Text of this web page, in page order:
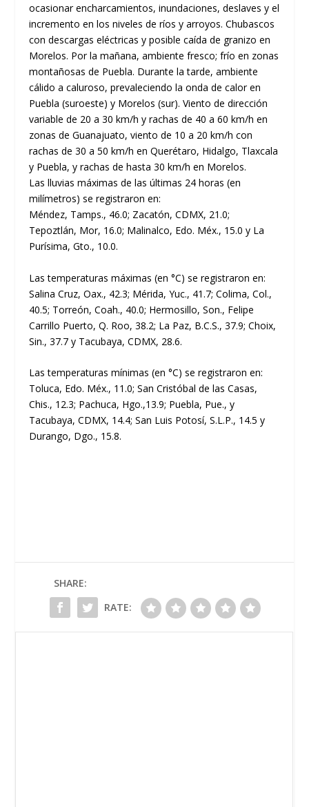
ocasionar encharcamientos, inundaciones, deslaves y el
incremento en los niveles de ríos y arroyos. Chubascos
con descargas eléctricas y posible caída de granizo en
Morelos. Por la mañana, ambiente fresco; frío en zonas
montañosas de Puebla. Durante la tarde, ambiente
cálido a caluroso, prevaleciendo la onda de calor en
Puebla (suroeste) y Morelos (sur). Viento de dirección
variable de 20 a 30 km/h y rachas de 40 a 60 km/h en
zonas de Guanajuato, viento de 10 a 20 km/h con
rachas de 30 a 50 km/h en Querétaro, Hidalgo, Tlaxcala
y Puebla, y rachas de hasta 30 km/h en Morelos.
Las lluvias máximas de las últimas 24 horas (en
milímetros) se registraron en:
Méndez, Tamps., 46.0; Zacatón, CDMX, 21.0;
Tepoztlán, Mor, 16.0; Malinalco, Edo. Méx., 15.0 y La
Purísima, Gto., 10.0.
Las temperaturas máximas (en °C) se registraron en:
Salina Cruz, Oax., 42.3; Mérida, Yuc., 41.7; Colima, Col.,
40.5; Torreón, Coah., 40.0; Hermosillo, Son., Felipe
Carrillo Puerto, Q. Roo, 38.2; La Paz, B.C.S., 37.9; Choix,
Sin., 37.7 y Tacubaya, CDMX, 28.6.
Las temperaturas mínimas (en °C) se registraron en:
Toluca, Edo. Méx., 11.0; San Cristóbal de las Casas,
Chis., 12.3; Pachuca, Hgo.,13.9; Puebla, Pue., y
Tacubaya, CDMX, 14.4; San Luis Potosí, S.L.P., 14.5 y
Durango, Dgo., 15.8.
SHARE:
RATE: